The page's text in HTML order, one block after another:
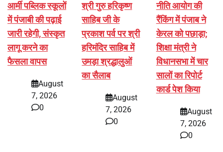
आर्मी पब्लिक स्कूलों
में पंजाबी की पढ़ाई
जारी रहेगी, संस्कृत
लागू करने का
फैसला वापस
August
7, 2026
0
श्री गुरु हरिकृष्ण
साहिब जी के
प्रकाश पर्व पर श्री
हरिमंदिर साहिब में
उमड़ा श्रद्धालुओं
का सैलाब
August
7, 2026
0
नीति आयोग की
रैंकिंग में पंजाब ने
केरल को पछाड़ा;
शिक्षा मंत्री ने
विधानसभा में चार
सालों का रिपोर्ट
कार्ड पेश किया
August
7, 2026
0